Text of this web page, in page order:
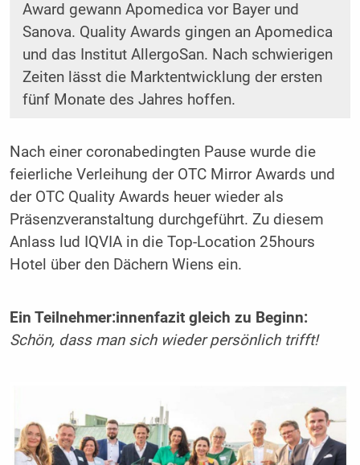
Award gewann Apomedica vor Bayer und
Sanova. Quality Awards gingen an Apomedica
und das Institut AllergoSan. Nach schwierigen
Zeiten lässt die Marktentwicklung der ersten
fünf Monate des Jahres hoffen.
Nach einer coronabedingten Pause wurde die
feierliche Verleihung der OTC Mirror Awards und
der OTC Quality Awards heuer wieder als
Präsenzveranstaltung durchgeführt. Zu diesem
Anlass lud IQVIA in die Top-Location 25hours
Hotel über den Dächern Wiens ein.
Ein Teilnehmer:innen­fazit gleich zu Beginn:
Schön, dass man sich wieder persönlich trifft!